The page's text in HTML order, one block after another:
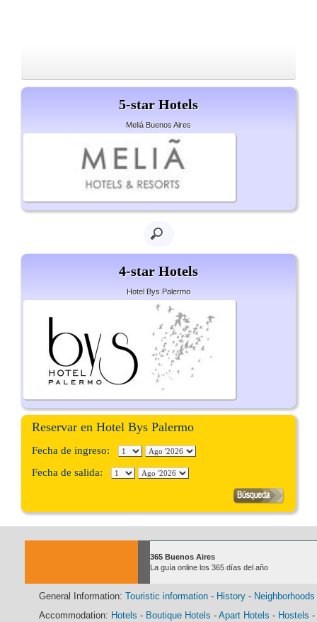
5-star Hotels
Meliá Buenos Aires
4-star Hotels
Hotel Bys Palermo
Reservar en Hotel Bys Palermo
Fecha de ingreso:
Fecha de salida:
365 Buenos Aires
La guía online los 365 días del año
General Information: Touristic information - History - Neighborhoods
Accommodation: Hotels - Boutique Hotels - Apart Hotels - Hostels -